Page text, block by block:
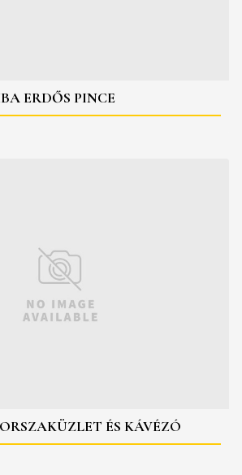
ERDŐS PINCE
ÉS KÁVÉZÓ